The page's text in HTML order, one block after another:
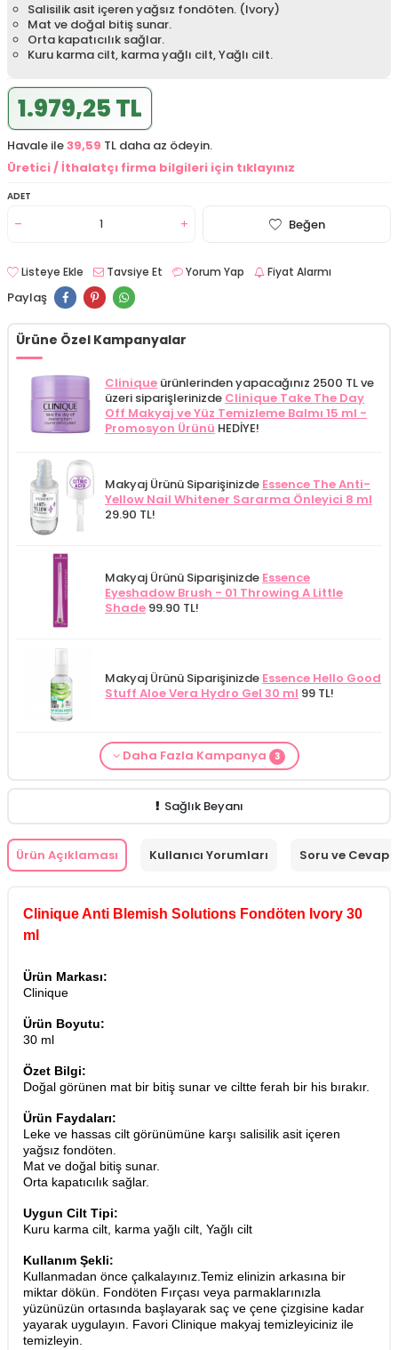
Salisilik asit içeren yağsız fondöten. (Ivory)
Mat ve doğal bitiş sunar.
Orta kapatıcılık sağlar.
Kuru karma cilt, karma yağlı cilt, Yağlı cilt.
1.979,25 TL
Havale ile39,59 TL daha az ödeyin.
Üretici / İthalatçı firma bilgileri için tıklayınız
ADET
Beğen
Listeye Ekle Tavsiye Et Yorum Yap Fiyat Alarmı
Paylaş
Ürüne Özel Kampanyalar
Clinique ürünlerinden yapacağınız 2500 TL ve
üzeri siparişlerinizde Clinique Take The Day
Off Makyaj ve Yüz Temizleme Balmı 15 ml -
Promosyon Ürünü HEDİYE!
Makyaj Ürünü Siparişinizde Essence The Anti-
Yellow Nail Whitener Sararma Önleyici 8 ml
29.90 TL!
Makyaj Ürünü Siparişinizde Essence
Eyeshadow Brush - 01 Throwing A Little
Shade 99.90 TL!
Makyaj Ürünü Siparişinizde Essence Hello Good
Stuff Aloe Vera Hydro Gel 30 ml 99 TL!
From Natura Kadınlar İçin Terleme Karşıtı
Makyaj Kategorisine Özel Fiyatİdea Derma
Makyaj Ürünü Siparişinizdeİnnova Wash Gel
Daha Fazla Kampanya 3
Sağlık Beyanı
Ürün Açıklaması Kullanıcı Yorumları Soru ve Cevap
Clinique Anti Blemish Solutions Fondöten Ivory 30
ml
Ürün Markası:
Clinique
Ürün Boyutu:
30 ml
Özet Bilgi:
Doğal görünen mat bir bitiş sunar ve ciltte ferah bir his bırakır.
Ürün Faydaları:
Leke ve hassas cilt görünümüne karşı salisilik asit içeren
yağsız fondöten.
Mat ve doğal bitiş sunar.
Orta kapatıcılık sağlar.
Uygun Cilt Tipi:
Kuru karma cilt, karma yağlı cilt, Yağlı cilt
Kullanım Şekli:
Kullanmadan önce çalkalayınız.Temiz elinizin arkasına bir
miktar dökün. Fondöten Fırçası veya parmaklarınızla
yüzünüzün ortasında başlayarak saç ve çene çizgisine kadar
yayarak uygulayın. Favori Clinique makyaj temizleyiciniz ile
temizleyin.